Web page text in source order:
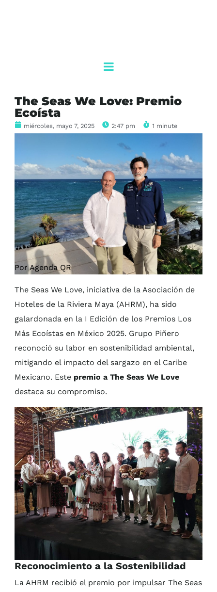
The Seas We Love: Premio
Ecoísta
miércoles, mayo 7, 2025 2:47 pm 1 minute
Por Agenda QR
The Seas We Love, iniciativa de la Asociación de
Hoteles de la Riviera Maya (AHRM), ha sido
galardonada en la I Edición de los Premios Los
Más Ecoístas en México 2025. Grupo Piñero
reconoció su labor en sostenibilidad ambiental,
mitigando el impacto del sargazo en el Caribe
Mexicano. Este premio a The Seas We Love
destaca su compromiso.
Reconocimiento a la Sostenibilidad
La AHRM recibió el premio por impulsar The Seas